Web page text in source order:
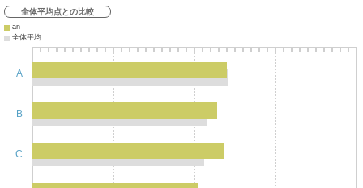
全体平均点との比較
an
全体平均
A
B
C